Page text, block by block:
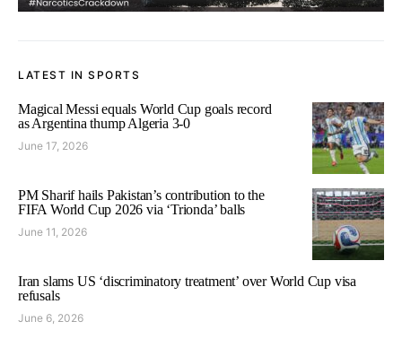
LATEST IN SPORTS
Magical Messi equals World Cup goals record
as Argentina thump Algeria 3-0
June 17, 2026
PM Sharif hails Pakistan’s contribution to the
FIFA World Cup 2026 via ‘Trionda’ balls
June 11, 2026
Iran slams US ‘discriminatory treatment’ over World Cup visa
refusals
June 6, 2026